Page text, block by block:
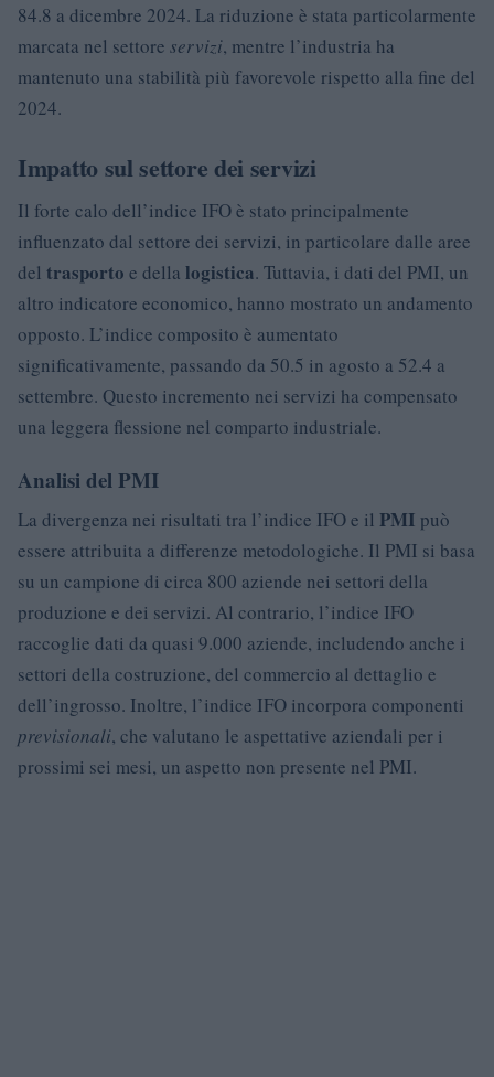
84.8 a dicembre 2024. La riduzione è stata particolarmente
marcata nel settore servizi, mentre l’industria ha
mantenuto una stabilità più favorevole rispetto alla fine del
2024.
Impatto sul settore dei servizi
Il forte calo dell’indice IFO è stato principalmente
influenzato dal settore dei servizi, in particolare dalle aree
del trasporto e della logistica. Tuttavia, i dati del PMI, un
altro indicatore economico, hanno mostrato un andamento
opposto. L’indice composito è aumentato
significativamente, passando da 50.5 in agosto a 52.4 a
settembre. Questo incremento nei servizi ha compensato
una leggera flessione nel comparto industriale.
Analisi del PMI
La divergenza nei risultati tra l’indice IFO e il PMI può
essere attribuita a differenze metodologiche. Il PMI si basa
su un campione di circa 800 aziende nei settori della
produzione e dei servizi. Al contrario, l’indice IFO
raccoglie dati da quasi 9.000 aziende, includendo anche i
settori della costruzione, del commercio al dettaglio e
dell’ingrosso. Inoltre, l’indice IFO incorpora componenti
previsionali, che valutano le aspettative aziendali per i
prossimi sei mesi, un aspetto non presente nel PMI.